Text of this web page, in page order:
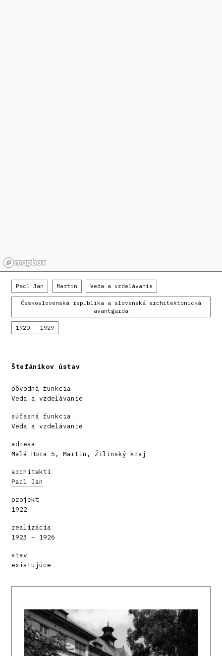
Pacl Jan Martin Veda a vzdelávanie
Československá republika a slovenská architektonická
avantgarda
1920 - 1929
Štefánikov ústav
pôvodná funkcia
Veda a vzdelávanie
súčasná funkcia
Veda a vzdelávanie
adresa
Malá Hora 5, Martin, Žilinský kraj
architekti
Pacl Jan
projekt
1922
realizácia
1923 – 1926
stav
existujúce